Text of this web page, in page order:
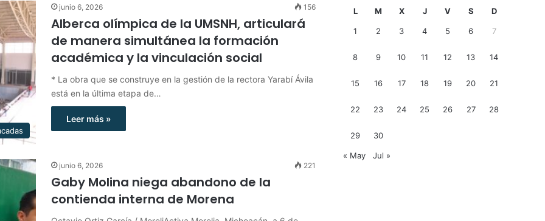
junio 6, 2026 156
Alberca olímpica de la UMSNH, articulará
de manera simultánea la formación
académica y la vinculación social
* La obra que se construye en la gestión de la rectora Yarabí Ávila
está en la última etapa de…
Leer más »
junio 6, 2026 221
Gaby Molina niega abandono de la
contienda interna de Morena
L M X J V S D
1 2 3 4 5 6 7
8 9 10 11 12 13 14
15 16 17 18 19 20 21
22 23 24 25 26 27 28
29 30
« May Jul »